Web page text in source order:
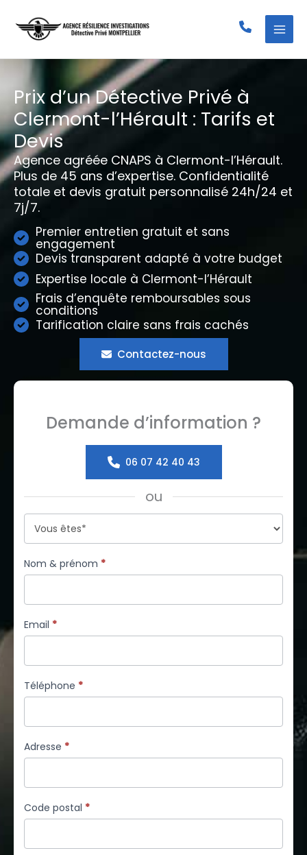
contenu
Prix d’un Détective Privé à
Clermont-l’Hérault : Tarifs et
Devis
Agence agréée CNAPS à Clermont-l’Hérault.
Plus de 45 ans d’expertise. Confidentialité
totale et devis gratuit personnalisé 24h/24 et
7j/7.
Premier entretien gratuit et sans
engagement
Devis transparent adapté à votre budget
Expertise locale à Clermont-l’Hérault
Frais d’enquête remboursables sous
conditions
Tarification claire sans frais cachés
Contactez-nous
Demande d’information ?
06 07 42 40 43
ou
Formulaire
simple
avec
téléphone
Nom & prénom *
Email *
Téléphone *
Adresse *
Code postal *